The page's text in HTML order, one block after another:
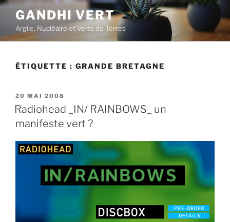
Aller
contenu
principal
GANDHI VERT
Argile, Nucléaire et Verts de Terres
ÉTIQUETTE : GRANDE BRETAGNE
PUBLIÉ
LE
20 MAI 2008
Radiohead _IN/ RAINBOWS_ un
manifeste vert ?